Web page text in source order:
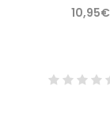
10,95€